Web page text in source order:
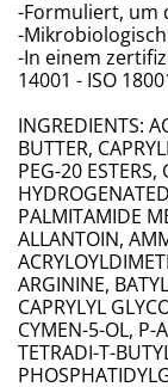
-Formuliert, um
-
-In einem
14001 - ISO
INGREDIENTS:
BUTTER,
PEG-20 ESTERS,
PALMITAMIDE
ALLANTOIN,
ARGININE,
CAPRYLYL
CYMEN-5-OL, P-
TETRADI-T-